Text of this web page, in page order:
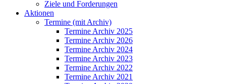
Ziele und Forderungen
Aktionen
Termine (mit Archiv)
Termine Archiv 2025
Termine Archiv 2026
Termine Archiv 2024
Termine Archiv 2023
Termine Archiv 2022
Termine Archiv 2021